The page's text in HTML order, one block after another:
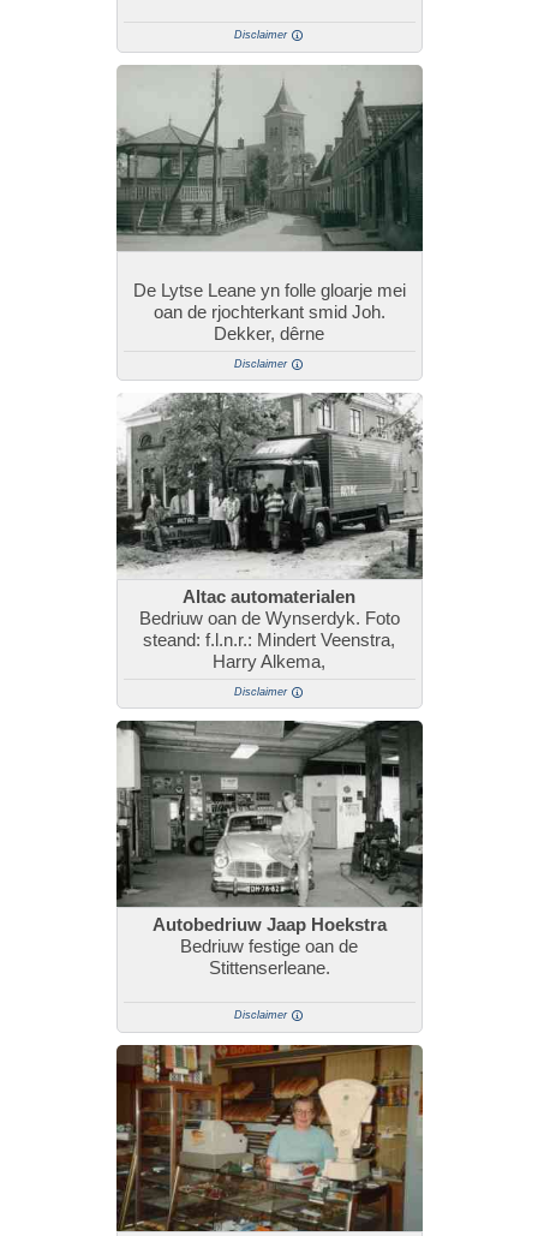
Disclaimer
De Lytse Leane yn folle gloarje mei
oan de rjochterkant smid Joh.
Dekker, dêrne
Disclaimer
Altac automaterialen
Bedriuw oan de Wynserdyk. Foto
steand: f.l.n.r.: Mindert Veenstra,
Harry Alkema,
Disclaimer
Autobedriuw Jaap Hoekstra
Bedriuw festige oan de
Stittenserleane.
Disclaimer